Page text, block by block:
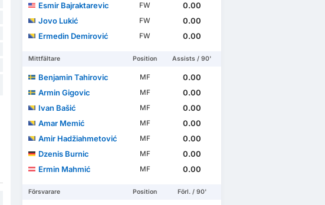
Esmir Bajraktarevic
FW
0.00
Jovo Lukić
FW
0.00
Ermedin Demirović
FW 0.00
Mittfältare Position Assists / 90'
Benjamin Tahirovic MF
0.00
Armin Gigovic
MF
0.00
Ivan Bašić
MF
0.00
Amar Memić
MF
0.00
Amir Hadžiahmetović
MF
0.00
Dzenis Burnic
MF
0.00
Ermin Mahmić
MF 0.00
Försvarare Position Förl. / 90'